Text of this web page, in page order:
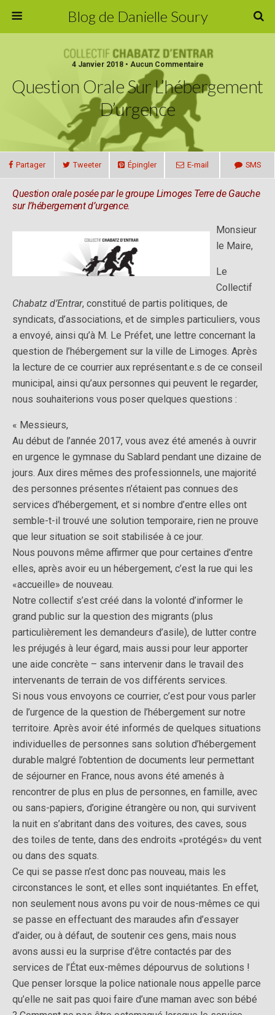
Blog de Danielle Soury
4 Janvier 2018 • Aucun Commentaire
Question Orale Sur L’hébergement
D’urgence
Partager Tweeter Épingler E-mail SMS
Question orale posée par le groupe Limoges Terre de Gauche
sur l’hébergement d’urgence.
Monsieur
le Maire,
Le
Collectif
Chabatz d’Entrar, constitué de partis politiques, de
syndicats, d’associations, et de simples particuliers, vous
a envoyé, ainsi qu’à M. Le Préfet, une lettre concernant la
question de l’hébergement sur la ville de Limoges. Après
la lecture de ce courrier aux représentant.e.s de ce conseil
municipal, ainsi qu’aux personnes qui peuvent le regarder,
nous souhaiterions vous poser quelques questions :
« Messieurs,
Au début de l’année 2017, vous avez été amenés à ouvrir
en urgence le gymnase du Sablard pendant une dizaine de
jours. Aux dires mêmes des professionnels, une majorité
des personnes présentes n’étaient pas connues des
services d’hébergement, et si nombre d’entre elles ont
semble-t-il trouvé une solution temporaire, rien ne prouve
que leur situation se soit stabilisée à ce jour.
Nous pouvons même affirmer que pour certaines d’entre
elles, après avoir eu un hébergement, c’est la rue qui les
«accueille» de nouveau.
Notre collectif s’est créé dans la volonté d’informer le
grand public sur la question des migrants (plus
particulièrement les demandeurs d’asile), de lutter contre
les préjugés à leur égard, mais aussi pour leur apporter
une aide concrète – sans intervenir dans le travail des
intervenants de terrain de vos différents services.
Si nous vous envoyons ce courrier, c’est pour vous parler
de l’urgence de la question de l’hébergement sur notre
territoire. Après avoir été informés de quelques situations
individuelles de personnes sans solution d’hébergement
durable malgré l’obtention de documents leur permettant
de séjourner en France, nous avons été amenés à
rencontrer de plus en plus de personnes, en famille, avec
ou sans-papiers, d’origine étrangère ou non, qui survivent
la nuit en s’abritant dans des voitures, des caves, sous
des toiles de tente, dans des endroits «protégés» du vent
ou dans des squats.
Ce qui se passe n’est donc pas nouveau, mais les
circonstances le sont, et elles sont inquiétantes. En effet,
non seulement nous avons pu voir de nous-mêmes ce qui
se passe en effectuant des maraudes afin d’essayer
d’aider, ou à défaut, de soutenir ces gens, mais nous
avons aussi eu la surprise d’être contactés par des
services de l’État eux-mêmes dépourvus de solutions !
Que penser lorsque la police nationale nous appelle parce
qu’elle ne sait pas quoi faire d’une maman avec son bébé